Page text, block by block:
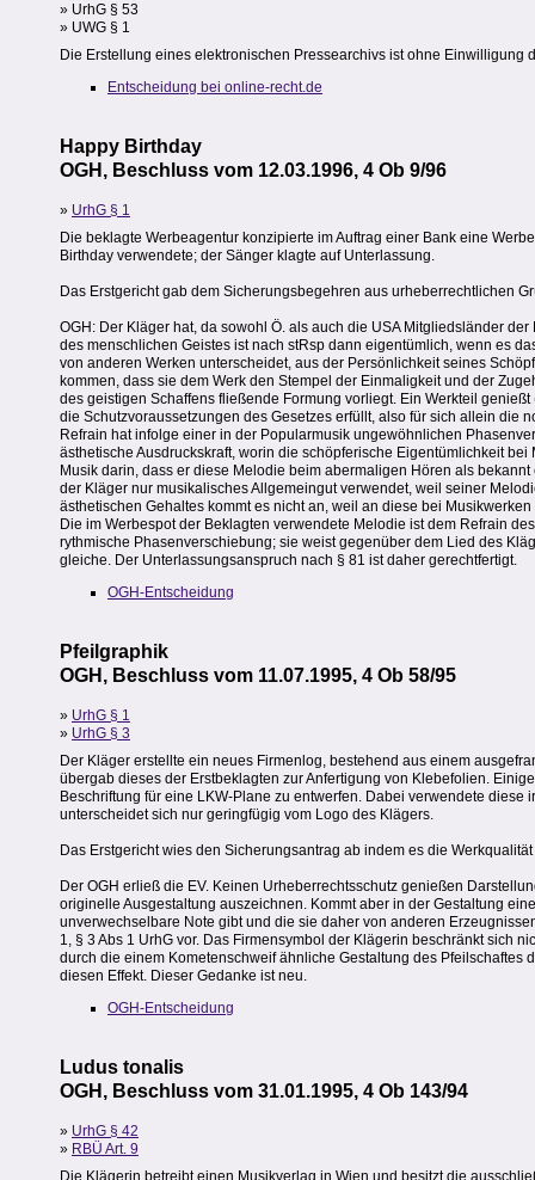
» UrhG § 53
» UWG § 1
Die Erstellung eines elektronischen Pressearchivs ist ohne Einwilligung
Entscheidung bei online-recht.de
Happy Birthday
OGH, Beschluss vom 12.03.1996, 4 Ob 9/96
» UrhG § 1
Die beklagte Werbeagentur konzipierte im Auftrag einer Bank eine
Birthday verwendete; der Sänger klagte auf Unterlassung.
Das Erstgericht gab dem Sicherungsbegehren aus urheberrechtlichen
OGH: Der Kläger hat, da sowohl Ö. als auch die USA Mitgliedsländer
des menschlichen Geistes ist nach stRsp dann eigentümlich, wenn es
von anderen Werken unterscheidet, aus der Persönlichkeit seines
kommen, dass sie dem Werk den Stempel der Einmaligkeit und der
des geistigen Schaffens fließende Formung vorliegt. Ein Werkteil
die Schutzvoraussetzungen des Gesetzes erfüllt, also für sich allein die
Refrain hat infolge einer in der Popularmusik ungewöhnlichen
ästhetische Ausdruckskraft, worin die schöpferische Eigentümlichkeit
Musik darin, dass er diese Melodie beim abermaligen Hören als
der Kläger nur musikalisches Allgemeingut verwendet, weil seiner
ästhetischen Gehaltes kommt es nicht an, weil an diese bei
Die im Werbespot der Beklagten verwendete Melodie ist dem Refrain
rythmische Phasenverschiebung; sie weist gegenüber dem Lied des
gleiche. Der Unterlassungsanspruch nach § 81 ist daher gerechtfertigt.
OGH-Entscheidung
Pfeilgraphik
OGH, Beschluss vom 11.07.1995, 4 Ob 58/95
» UrhG § 1
» UrhG § 3
Der Kläger erstellte ein neues Firmenlog, bestehend aus einem
übergab dieses der Erstbeklagten zur Anfertigung von Klebefolien.
Beschriftung für eine LKW-Plane zu entwerfen. Dabei verwendete
unterscheidet sich nur geringfügig vom Logo des Klägers.
Das Erstgericht wies den Sicherungsantrag ab indem es die
Der OGH erließ die EV. Keinen Urheberrechtsschutz genießen
originelle Ausgestaltung auszeichnen. Kommt aber in der Gestaltung
unverwechselbare Note gibt und die sie daher von anderen
1, § 3 Abs 1 UrhG vor. Das Firmensymbol der Klägerin beschränkt sich
durch die einem Kometenschweif ähnliche Gestaltung des
diesen Effekt. Dieser Gedanke ist neu.
OGH-Entscheidung
Ludus tonalis
OGH, Beschluss vom 31.01.1995, 4 Ob 143/94
» UrhG § 42
» RBÜ Art. 9
Die Klägerin betreibt einen Musikverlag in Wien und besitzt die